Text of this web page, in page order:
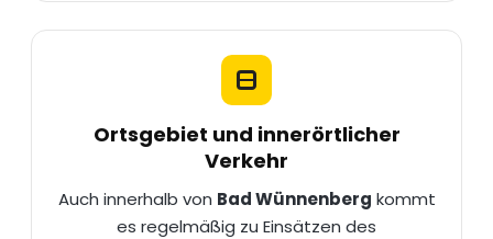
Ortsgebiet und innerörtlicher
Verkehr
Auch innerhalb von Bad Wünnenberg kommt
es regelmäßig zu Einsätzen des